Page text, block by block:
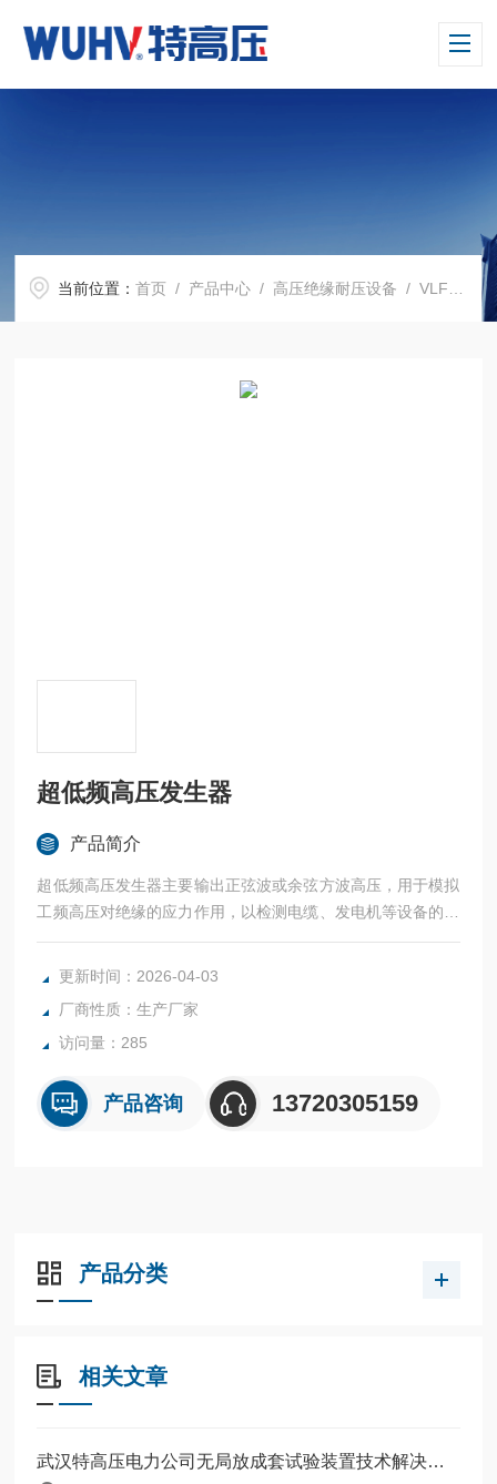
当前位置：首页 / 产品中心 / 高压绝缘耐压设备 /VLF系列 超低频高压发生器
超低频高压发生器
产品简介
超低频高压发生器主要输出正弦波或余弦方波高压，用于模拟
工频高压对绝缘的应力作用，以检测电缆、发电机等设备的绝
缘缺陷。因其体积小、操作简便，特别适用于现场作业，是配
网电缆预防性试验的主流工具。
更新时间：2026-04-03
厂商性质：生产厂家
访问量：285
产品咨询 13720305159
产品分类
相关文章
武汉特高压电力公司无局放成套试验装置技术解决方案与行业应用